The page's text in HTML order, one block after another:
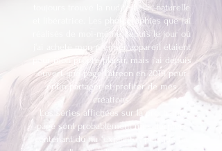
toujours trouvé la nudité belle, naturelle
et libératrice. Les photographies que j'ai
réalisés de moi-même depuis le jour où
j'ai acheté mon premier appareil étaient
pour mon propre plaisir, mais j'ai depuis
ouvert une page Patreon en 2019 pour
enfin partager et profiter de mes
créations.
Les séries affichées sur la prochaine
page sont probablement mes derniers
contenant du nu "explicite", puisque j'ai